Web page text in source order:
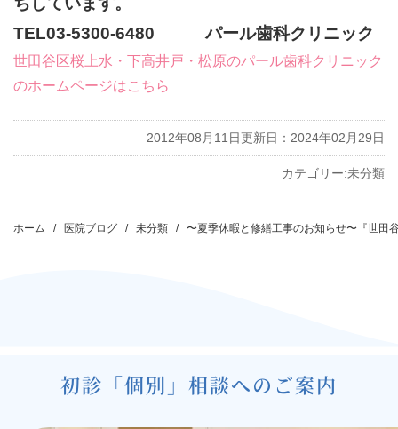
TEL03-5300-6480 パール歯科クリニック
世田谷区桜上水・下高井戸・松原のパール歯科クリニック
のホームページはこちら
2012年08月11日更新日：2024年02月29日
カテゴリー:未分類
稿
ホーム 医院ブログ 未分類 〜夏季休暇と修繕工事のお知らせ〜『世田
初診「個別」相談へのご案内